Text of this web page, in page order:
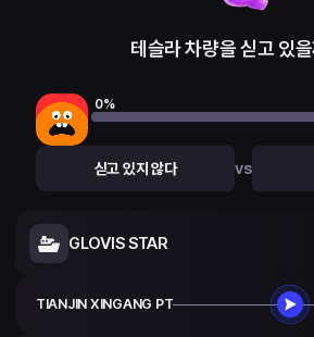
테슬라 차량을 싣고 있
0%
싣고 있지 않다 vs
GLOVIS STAR
TIANJIN XINGANG PT